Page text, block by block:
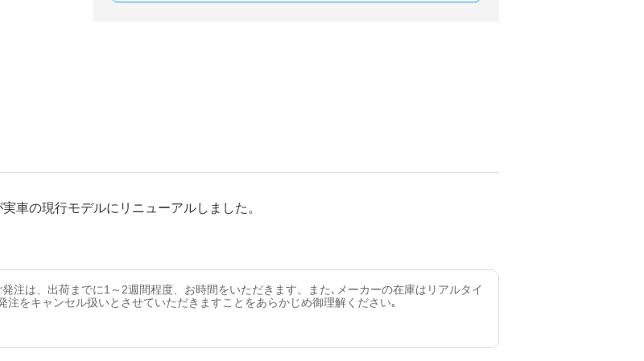
車の現行モデルにリニューアルしました。
注は、出荷までに1～2週間程度、お時間をいただきます。また､メーカーの在庫はリアルタイ
をキャンセル扱いとさせていただきますことをあらかじめ御理解ください｡